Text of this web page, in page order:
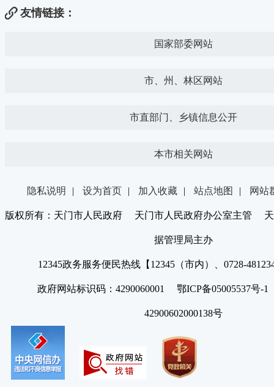
友情链接：
国家部委网站
市、州、林区网站
市直部门、乡镇信息公开
本市相关网站
隐私说明 | 设为首页 | 加入收藏 | 站点地图 | 网站
版权所有：天门市人民政府 天门市人民政府办公室主管 天
据管理局主办
12345政务服务便民热线【12345（市内）、0728-
政府网站标识码：4290060001 鄂ICP备05005537号
42900602000138号